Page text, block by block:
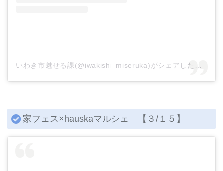
家フェス×hauskaマルシェ 【３/１５】